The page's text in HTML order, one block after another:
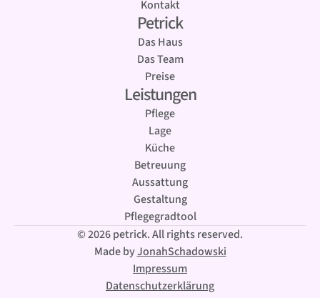
Kontakt
Petrick
Das Haus
Das Team
Preise
Leistungen
Pflege
Lage
Küche
Betreuung
Aussattung
Gestaltung
Pflegegradtool
© 2026 petrick. All rights reserved.
Made byJonahSchadowski
Impressum
Datenschutzerklärung